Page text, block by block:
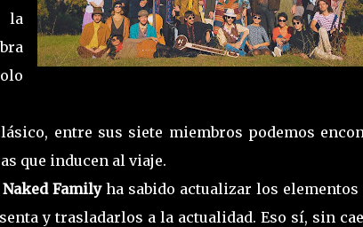
la
entre sus siete miembros podemos
que inducen al viaje.
Naked Family ha sabido actualizar los elementos
y trasladarlos a la actualidad. Eso sí, sin